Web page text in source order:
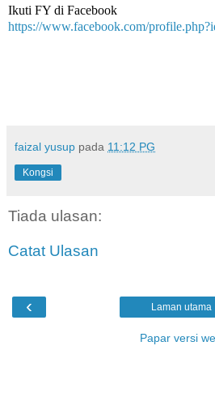
Ikuti FY di Facebook
https://www.facebook.com/
faizal yusup pada 11:12 PG
Kongsi
Tiada ulasan:
Catat Ulasan
‹ Laman utama
Papar versi